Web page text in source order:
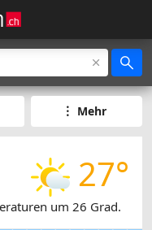
Mehr
27°
um 26 Grad.